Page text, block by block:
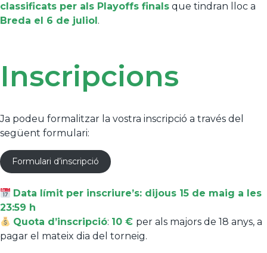
classificats per als Playoffs finals que tindran lloc a
Breda el 6 de juliol .
Inscripcions
Ja podeu formalitzar la vostra inscripció a través del
següent formulari:
Formulari d’inscripció
Data límit per inscriure’s: dijous 15 de maig a les
23:59 h
Quota d’inscripció: 10 € per als majors de 18 anys, a
pagar el mateix dia del torneig.